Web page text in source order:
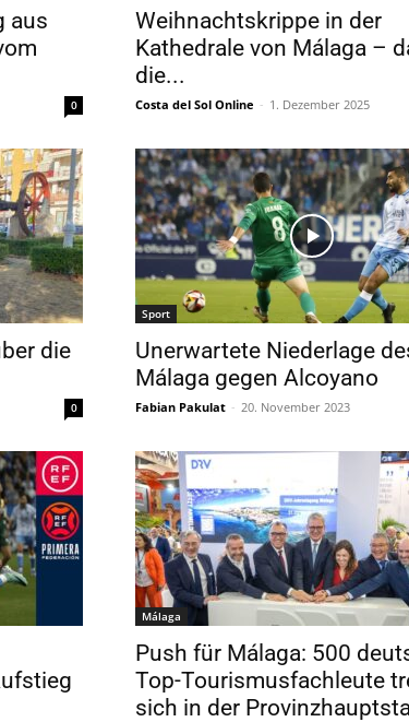
aus
0
Weihnachtskrippe in der
Kathedrale von Málaga –
die...
Costa del Sol Online - 1. Dezember 2025
die
0
Sport
Unerwartete Niederlage
Málaga gegen Alcoyano
Fabian Pakulat - 20. November 2023
Málaga
Push für Málaga: 500
Top-Tourismusfachleute
sich in der